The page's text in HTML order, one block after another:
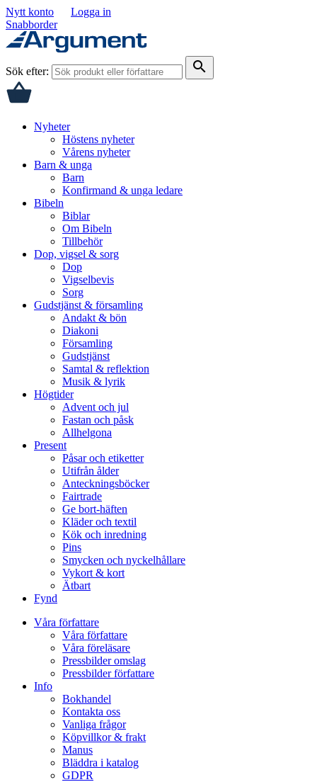
Nytt konto
Logga in
Snabborder
Sök efter: search
Nyheter
Höstens nyheter
Vårens nyheter
Barn & unga
Barn
Konfirmand & unga ledare
Bibeln
Biblar
Om Bibeln
Tillbehör
Dop, vigsel & sorg
Dop
Vigselbevis
Sorg
Gudstjänst & församling
Andakt & bön
Diakoni
Församling
Gudstjänst
Samtal & reflektion
Musik & lyrik
Högtider
Advent och jul
Fastan och påsk
Allhelgona
Present
Påsar och etiketter
Utifrån ålder
Anteckningsböcker
Fairtrade
Ge bort-häften
Kläder och textil
Kök och inredning
Pins
Smycken och nyckelhållare
Vykort & kort
Ätbart
Fynd
Våra författare
Våra författare
Våra föreläsare
Pressbilder omslag
Pressbilder författare
Info
Bokhandel
Kontakta oss
Vanliga frågor
Köpvillkor & frakt
Manus
Bläddra i katalog
GDPR